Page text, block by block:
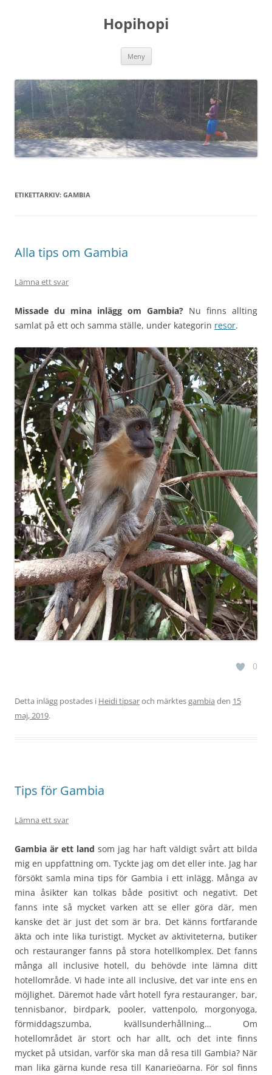
Hopihopi
Meny
ETIKETTARKIV: GAMBIA
Alla tips om Gambia
Lämna ett svar
Missade du mina inlägg om Gambia? Nu finns allting
samlat på ett och samma ställe, under kategorin resor.
0
Detta inlägg postades i Heidi tipsaroch märktesgambia den 15
maj, 2019.
Tips för Gambia
Lämna ett svar
Gambia är ett land som jag har haft väldigt svårt att bilda
mig en uppfattning om. Tyckte jag om det eller inte. Jag har
försökt samla mina tips för Gambia i ett inlägg. Många av
mina åsikter kan tolkas både positivt och negativt. Det
fanns inte så mycket varken att se eller göra där, men
kanske det är just det som är bra. Det känns fortfarande
äkta och inte lika turistigt. Mycket av aktiviteterna, butiker
och restauranger fanns på stora hotellkomplex. Det fanns
många all inclusive hotell, du behövde inte lämna ditt
hotellområde. Vi hade inte all inclusive, det var inte ens en
möjlighet. Däremot hade vårt hotell fyra restauranger, bar,
tennisbanor, birdpark, pooler, vattenpolo, morgonyoga,
förmiddagszumba, kvällsunderhållning… Om
hotellområdet är stort och har allt, och det inte finns
mycket på utsidan, varför ska man då resa till Gambia? När
man lika gärna kunde resa till Kanarieöarna. För sol finns